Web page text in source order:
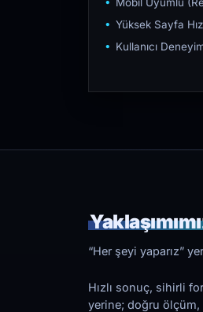
Yüksek Sayfa
Kullanıcı
“Her şeyi yaparız”
Hızlı sonuç, sihirli
yerine; doğru